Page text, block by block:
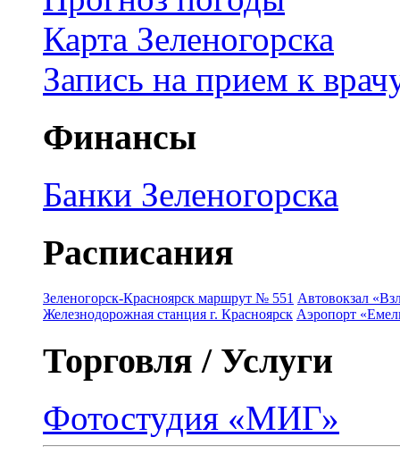
Карта Зеленогорска
Запись на прием к
Финансы
Банки Зеленогорска
Расписания
Зеленогорск-Красноярск маршрут № 551 Автовокзал
Железнодорожная станция г. Красноярск Аэропорт
Торговля / Услуги
Фотостудия «МИГ»